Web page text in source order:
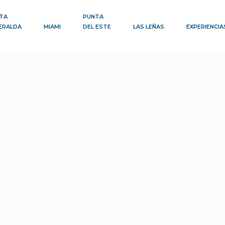
MIAMI
PUNTA
DEL ESTE
LAS LEÑAS